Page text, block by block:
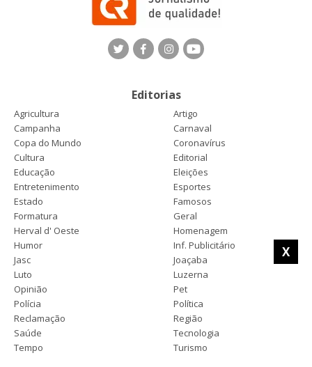
X
Editorias
Agricultura
Artigo
Campanha
Carnaval
Copa do Mundo
Coronavírus
Cultura
Editorial
Educação
Eleições
Entretenimento
Esportes
Estado
Famosos
Formatura
Geral
Herval d' Oeste
Homenagem
Humor
Inf. Publicitário
Jasc
Joaçaba
Luto
Luzerna
Opinião
Pet
Polícia
Política
Reclamação
Região
Saúde
Tecnologia
Tempo
Turismo